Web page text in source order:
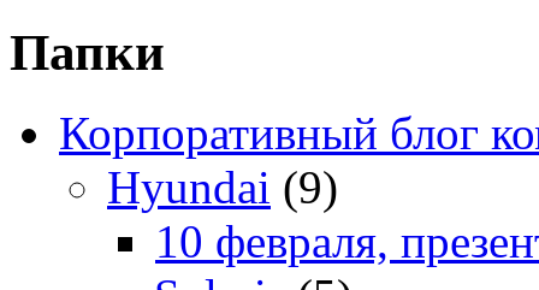
Папки
Корпоративный блог
Hyundai (9)
10 февраля,